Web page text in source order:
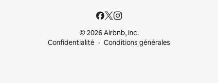
© 2026 Airbnb, Inc.
Confidentialité
Conditions générales